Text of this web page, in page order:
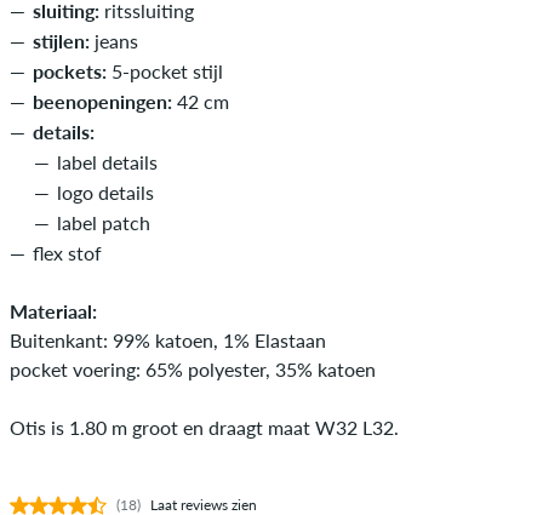
sluiting: ritssluiting
stijlen: jeans
pockets: 5-pocket stijl
beenopeningen: 42 cm
details:
label details
logo details
label patch
flex stof
Materiaal:
Buitenkant: 99% katoen, 1% Elastaan
pocket voering: 65% polyester, 35% katoen
Otis is 1.80 m groot en draagt maat W32 L32.
(18) Laat reviews zien